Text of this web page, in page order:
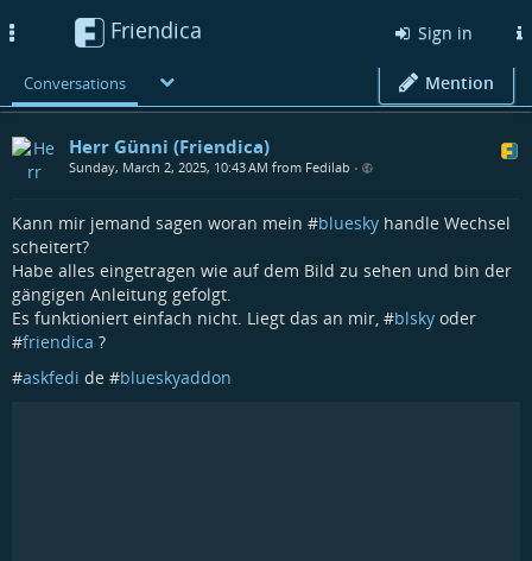
Friendica Sign in
Conversations Mention
Herr Günni (Friendica)
Sunday, March 2, 2025, 10:43 AM from Fedilab •
Kann mir jemand sagen woran mein #bluesky handle Wechsel
scheitert?
Habe alles eingetragen wie auf dem Bild zu sehen und bin der
gängigen Anleitung gefolgt.
Es funktioniert einfach nicht. Liegt das an mir, #blsky oder
#friendica ?
#askfedi de #blueskyaddon